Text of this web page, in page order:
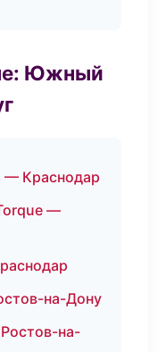
Южный
— Краснодар
—
на-Дону
на-